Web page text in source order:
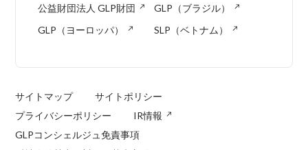
公益財団法人 GLP財団
GLP（ブラジル）
GLP（ヨーロッパ）
SLP（ベトナム）
サイトマップ
サイトポリシー
プライバシーポリシー
IR情報
GLPコンシェルジュ免責事項